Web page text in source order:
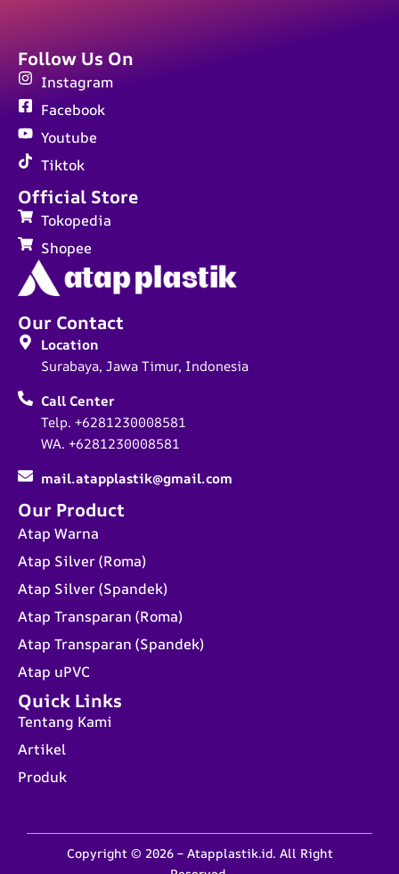
Quick Links
Tentang Kami
Artikel
Produk
Our Product
Atap Warna
Atap Silver (Roma)
Atap Silver (Spandek)
Atap Transparan (Roma)
Atap Transparan (Spandek)
Atap uPVC
Our Contact
Location
Surabaya, Jawa Timur, Indonesia
Call Center
Telp. +6281230008581
WA. +6281230008581
mail.atapplastik@gmail.com
Official Store
Tokopedia
Shopee
Follow Us On
Instagram
Facebook
Youtube
Tiktok
Copyright © 2026 – Atapplastik.id. All Right